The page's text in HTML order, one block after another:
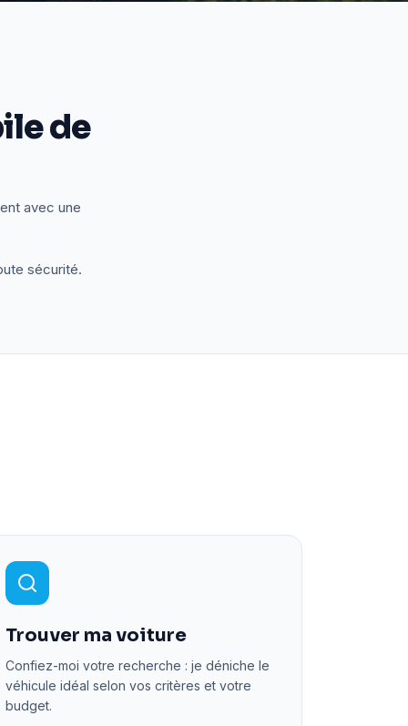
de
avec une
sécurité.
Trouver ma voiture
Confiez-moi votre recherche : je déniche le
véhicule idéal selon vos critères et votre
budget.